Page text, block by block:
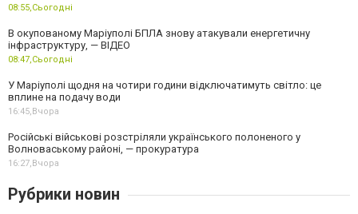
08:55, Сьогодні
В окупованому Маріуполі БПЛА знову атакували енергетичну
інфраструктуру, — ВІДЕО
08:47, Сьогодні
У Маріуполі щодня на чотири години відключатимуть світло: це
вплине на подачу води
16:45, Вчора
Російські військові розстріляли українського полоненого у
Волноваському районі, — прокуратура
16:27, Вчора
Рубрики новин